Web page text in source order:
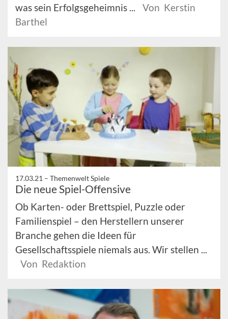
was sein Erfolgsgeheimnis ...
Von Kerstin
Barthel
17.03.21 – Themenwelt Spiele
Die neue Spiel-Offensive
Ob Karten- oder Brettspiel, Puzzle oder
Familienspiel – den Herstellern unserer
Branche gehen die Ideen für
Gesellschaftsspiele niemals aus. Wir stellen ...
Von Redaktion